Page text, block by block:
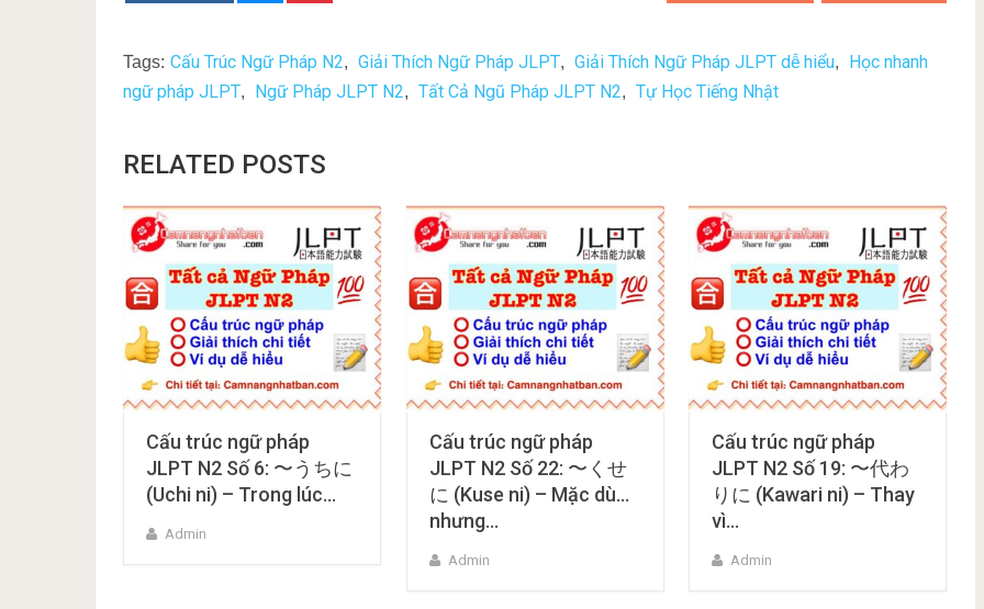
Tags: Cấu Trúc Ngữ Pháp N2, Giải Thích Ngữ Pháp JLPT, Giải Thích Ngữ Pháp JLPT dễ hiểu,
Học nhanh
ngữ pháp JLPT, Ngữ Pháp JLPT N2, Tất Cả Ngũ Pháp JLPT N2, Tự Học Tiếng Nhật
RELATED POSTS
Cấu trúc ngữ pháp
JLPT N2 Số 6: 〜うちに
(Uchi ni) – Trong lúc…
Admin
Cấu trúc ngữ pháp
JLPT N2 Số 22: 〜くせ
に (Kuse ni) – Mặc dù…
nhưng…
Admin
Cấu trúc ngữ pháp
JLPT N2 Số 19: 〜代わ
りに (Kawari ni) – Thay
vì…
Admin